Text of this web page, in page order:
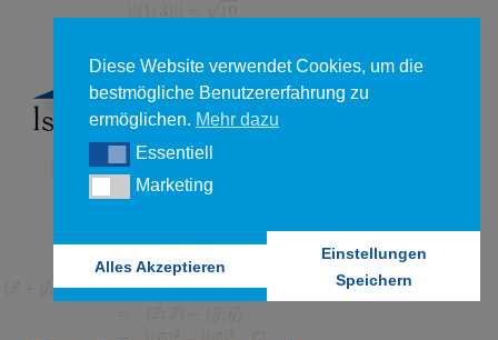
Diese Website verwendet Cookies, um die
bestmögliche Benutzererfahrung zu
ermöglichen. Mehr dazu
EssentiellEssentiell
MarketingMarketing
Alles Akzeptieren
Einstellungen
Speichern